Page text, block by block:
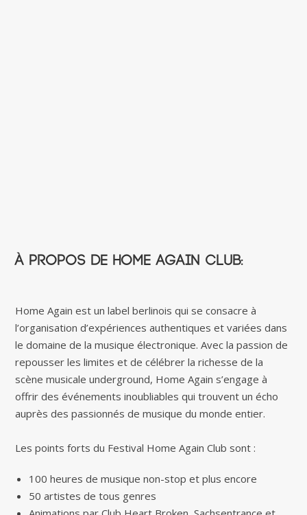
À propos de Home Again Club:
Home Again est un label berlinois qui se consacre à
l’organisation d’expériences authentiques et variées dans
le domaine de la musique électronique. Avec la passion de
repousser les limites et de célébrer la richesse de la
scène musicale underground, Home Again s’engage à
offrir des événements inoubliables qui trouvent un écho
auprès des passionnés de musique du monde entier.
Les points forts du Festival Home Again Club sont :
100 heures de musique non-stop et plus encore
50 artistes de tous genres